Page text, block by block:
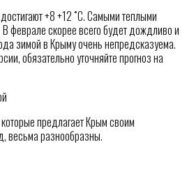
+8 +12 ˚С. Самыми теплыми
феврале скорее всего будет дождливо и
зимой в Крыму очень непредсказуема.
обязательно уточняйте прогноз на
предлагает Крым своим
весьма разнообразны.